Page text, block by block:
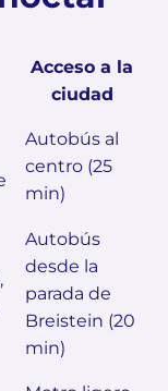
Acceso a la
ciudad
Autobús al
centro (25
min)
Autobús
desde la
parada de
Breistein (20
min)